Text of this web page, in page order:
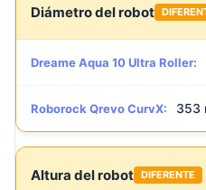
Diámetro del robot
Dreame Aqua 10 Ultra Roller:
Roborock Qrevo CurvX: 353
Altura del robot DIFERENTE